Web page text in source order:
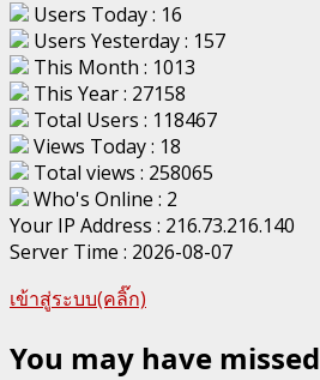
Users Today : 16
Users Yesterday : 157
This Month : 1013
This Year : 27158
Total Users : 118467
Views Today : 18
Total views : 258065
Who's Online : 2
Your IP Address : 216.73.216.140
Server Time : 2026-08-07
เข้าสู่ระบบ(คลิ๊ก)
You may have missed